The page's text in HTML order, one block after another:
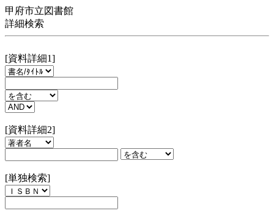
甲府市立図書館
詳細検索
[資料詳細1]
[資料詳細2]
[単独検索]